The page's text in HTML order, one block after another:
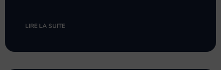
LIRE LA SUITE